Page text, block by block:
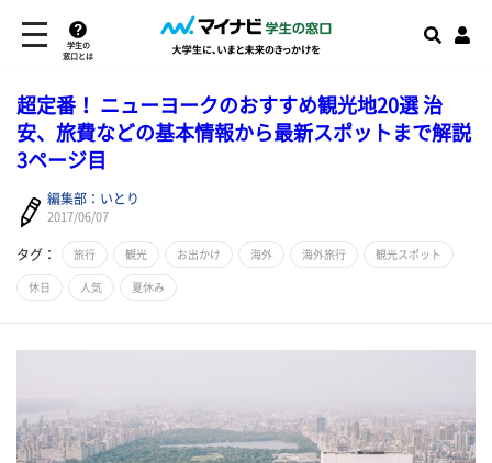
学生の
窓口とは
超定番！ ニューヨークのおすすめ観光地20選 治
安、旅費などの基本情報から最新スポットまで解説
3ページ目
編集部：いとり
2017/06/07
タグ： 旅行 観光 お出かけ 海外 海外旅行 観光スポット
休日 人気 夏休み